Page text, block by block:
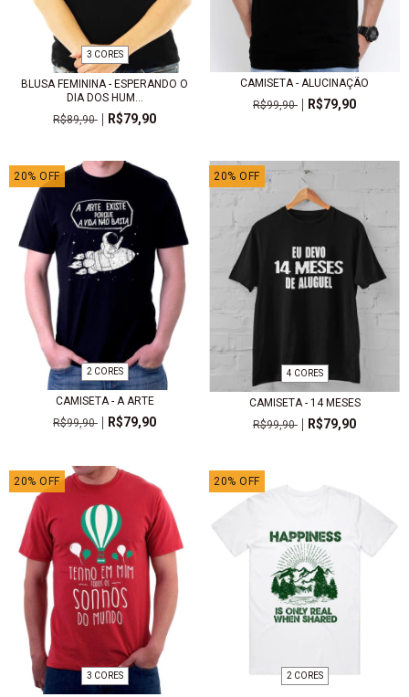
3 CORES
BLUSA FEMININA - ESPERANDO O
DIA DOS HUM...
R$89,90
R$79,90
CAMISETA - ALUCINAÇÃO
R$99,90
R$79,90
20% OFF
2 CORES
CAMISETA - A ARTE
R$99,90
R$79,90
20% OFF
4 CORES
CAMISETA - 14 MESES
R$99,90
R$79,90
20% OFF
3 CORES
20% OFF
2 CORES